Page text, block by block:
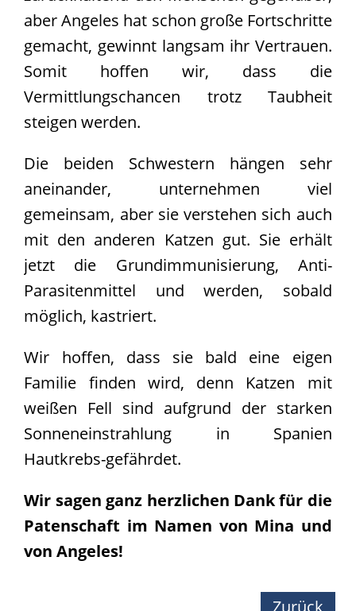
aber Angeles hat schon große Fortschritte
gemacht, gewinnt langsam ihr Vertrauen.
Somit hoffen wir, dass die
Vermittlungschancen trotz Taubheit
steigen werden.
Die beiden Schwestern hängen sehr
aneinander, unternehmen viel
gemeinsam, aber sie verstehen sich auch
mit den anderen Katzen gut. Sie erhält
jetzt die Grundimmunisierung, Anti-
Parasitenmittel und werden, sobald
möglich, kastriert.
Wir hoffen, dass sie bald eine eigen
Familie finden wird, denn Katzen mit
weißen Fell sind aufgrund der starken
Sonneneinstrahlung in Spanien
Hautkrebs-gefährdet.
Wir sagen ganz herzlichen Dank für die
Patenschaft im Namen von Mina und
von Angeles!
Zurück